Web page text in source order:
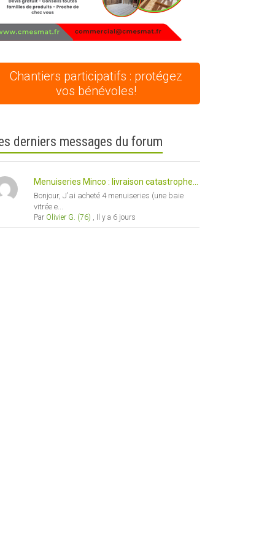
Chantiers participatifs : protégez
vos bénévoles!
derniers messages du forum
Menuiseries Minco : livraison catastrophe...
Bonjour, J'ai acheté 4 menuiseries (une baie
vitrée e...
Par Olivier G. (76) Il y a 6 jours